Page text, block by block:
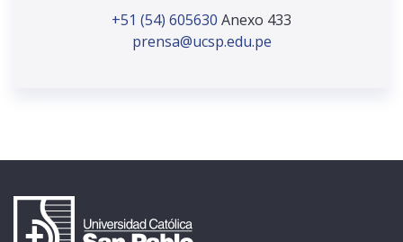
+51 (54) 605630 Anexo 433
prensa@ucsp.edu.pe